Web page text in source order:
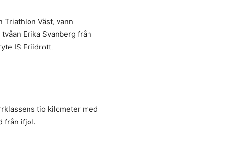
Triathlon Väst, vann
Erika Svanberg från
IS Friidrott.
tio kilometer med
från ifjol.